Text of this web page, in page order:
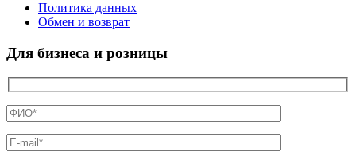
Политика данных
Обмен и возврат
Для бизнеса и розницы